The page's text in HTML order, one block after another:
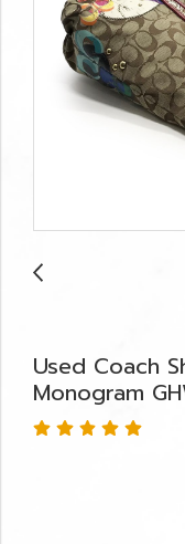
Used Coach
Monogram